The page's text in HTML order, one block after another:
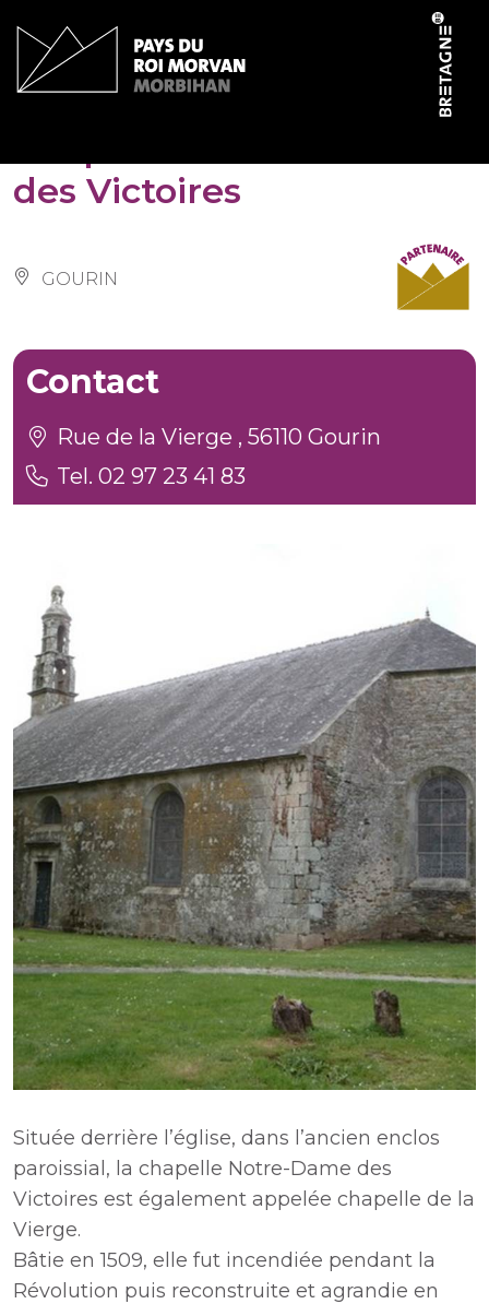
des Victoires
GOURIN
Située derrière l’église, dans l’ancien enclos
paroissial, la chapelle Notre-Dame des
Victoires est également appelée chapelle de la
Vierge.
Bâtie en 1509, elle fut incendiée pendant la
Révolution puis reconstruite et agrandie en
Contact
Rue de la Vierge , 56110 Gourin
Tel. 02 97 23 41 83